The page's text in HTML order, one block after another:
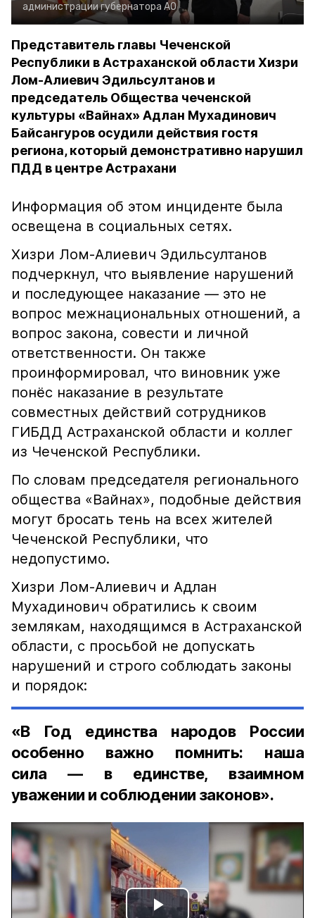
администрации губернатора АО
Представитель главы Чеченской
Республики в Астраханской области Хизри
Лом-Алиевич Эдильсултанов и
председатель Общества чеченской
культуры «Вайнах» Адлан Мухадинович
Байсангуров осудили действия гостя
региона, который демонстративно нарушил
ПДД в центре Астрахани
Информация об этом инциденте была
освещена в социальных сетях.
Хизри Лом-Алиевич Эдильсултанов
подчеркнул, что выявление нарушений
и последующее наказание — это не
вопрос межнациональных отношений, а
вопрос закона, совести и личной
ответственности. Он также
проинформировал, что виновник уже
понёс наказание в результате
совместных действий сотрудников
ГИБДД Астраханской области и коллег
из Чеченской Республики.
По словам председателя регионального
общества «Вайнах», подобные действия
могут бросать тень на всех жителей
Чеченской Республики, что
недопустимо.
Хизри Лом-Алиевич и Адлан
Мухадинович обратились к своим
землякам, находящимся в Астраханской
области, с просьбой не допускать
нарушений и строго соблюдать законы
и порядок:
«В Год единства народов России
особенно важно помнить: наша
сила — в единстве, взаимном
уважении и соблюдении законов».